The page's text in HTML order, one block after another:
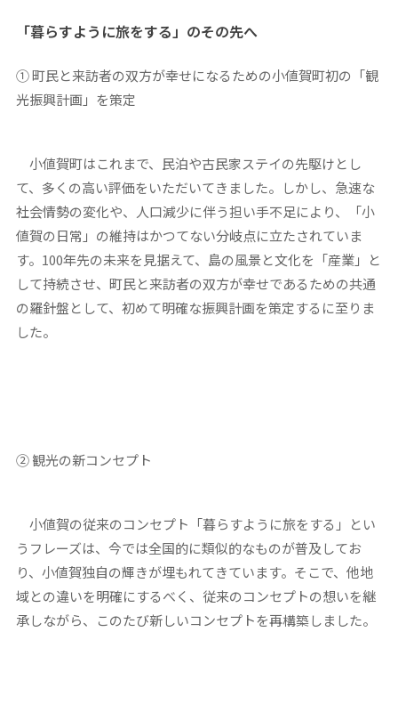
「暮らすように旅をする」のその先へ
① 町民と来訪者の双方が幸せになるための小値賀町初の「観
光振興計画」を策定
小値賀町はこれまで、民泊や古民家ステイの先駆けとし
て、多くの高い評価をいただいてきました。しかし、急速な
社会情勢の変化や、人口減少に伴う担い手不足により、「小
値賀の日常」の維持はかつてない分岐点に立たされていま
す。100年先の未来を見据えて、島の風景と文化を「産業」と
して持続させ、町民と来訪者の双方が幸せであるための共通
の羅針盤として、初めて明確な振興計画を策定するに至りま
した。
②観光の新コンセプト
小値賀の従来のコンセプト「暮らすように旅をする」とい
うフレーズは、今では全国的に類似的なものが普及してお
り、小値賀独自の輝きが埋もれてきています。そこで、他地
域との違いを明確にするべく、従来のコンセプトの想いを継
承しながら、このたび新しいコンセプトを再構築しました。